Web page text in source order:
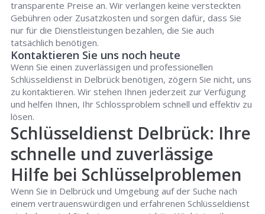
transparente Preise an. Wir verlangen keine versteckten
Gebühren oder Zusatzkosten und sorgen dafür, dass Sie
nur für die Dienstleistungen bezahlen, die Sie auch
tatsächlich benötigen.
Kontaktieren Sie uns noch heute
Wenn Sie einen zuverlässigen und professionellen
Schlüsseldienst in Delbrück benötigen, zögern Sie nicht, uns
zu kontaktieren. Wir stehen Ihnen jederzeit zur Verfügung
und helfen Ihnen, Ihr Schlossproblem schnell und effektiv zu
lösen.
Schlüsseldienst Delbrück: Ihre
schnelle und zuverlässige
Hilfe bei Schlüsselproblemen
Wenn Sie in Delbrück und Umgebung auf der Suche nach
einem vertrauenswürdigen und erfahrenen Schlüsseldienst